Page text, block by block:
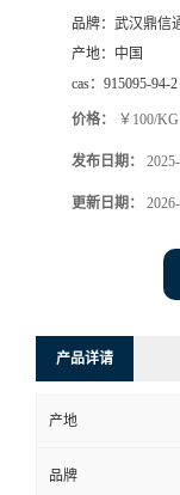
品牌： 武汉鼎信
产地： 中国
cas： 915095-94-2
价格： ￥100/KG
发布日期：
更新日期：
产品详请
产地
品牌